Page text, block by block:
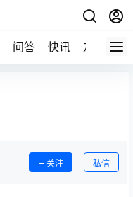
问答 快讯 友链
关注 私信